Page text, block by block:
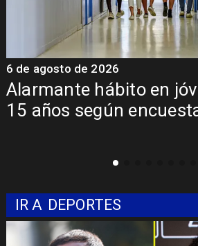
Aprueban creación del
Sebastián Piñera con
6 de agosto de 2026
IR A DEPORTES